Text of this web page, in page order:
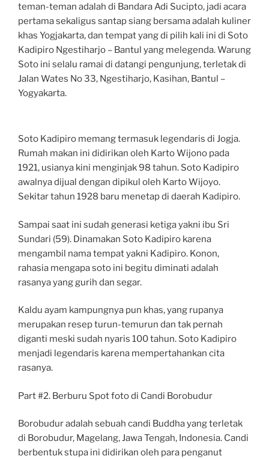
teman-teman adalah di Bandara Adi Sucipto, jadi acara
pertama sekaligus santap siang bersama adalah kuliner
khas Yogjakarta, dan tempat yang di pilih kali ini di Soto
Kadipiro Ngestiharjo – Bantul yang melegenda. Warung
Soto ini selalu ramai di datangi pengunjung, terletak di
Jalan Wates No 33, Ngestiharjo, Kasihan, Bantul –
Yogyakarta.
Soto Kadipiro memang termasuk legendaris di Jogja.
Rumah makan ini didirikan oleh Karto Wijono pada
1921, usianya kini menginjak 98 tahun. Soto Kadipiro
awalnya dijual dengan dipikul oleh Karto Wijoyo.
Sekitar tahun 1928 baru menetap di daerah Kadipiro.
Sampai saat ini sudah generasi ketiga yakni ibu Sri
Sundari (59). Dinamakan Soto Kadipiro karena
mengambil nama tempat yakni Kadipiro. Konon,
rahasia mengapa soto ini begitu diminati adalah
rasanya yang gurih dan segar.
Kaldu ayam kampungnya pun khas, yang rupanya
merupakan resep turun-temurun dan tak pernah
diganti meski sudah nyaris 100 tahun. Soto Kadipiro
menjadi legendaris karena mempertahankan cita
rasanya.
Part #2. Berburu Spot foto di Candi Borobudur
Borobudur adalah sebuah candi Buddha yang terletak
di Borobudur, Magelang, Jawa Tengah, Indonesia. Candi
berbentuk stupa ini didirikan oleh para penganut